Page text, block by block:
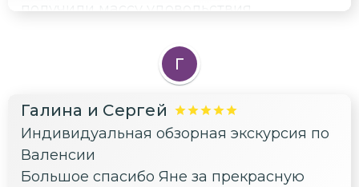
Г
Галина и Сергей
Индивидуальная обзорная экскурсия по
Валенсии
Большое спасибо Яне за прекрасную